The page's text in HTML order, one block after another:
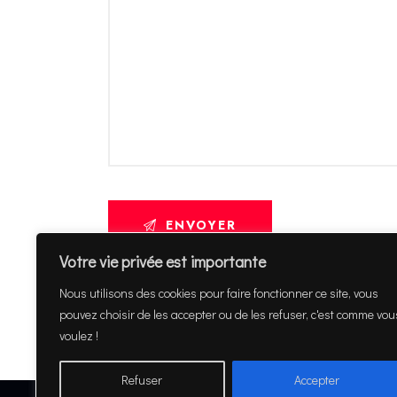
Votre vie privée est importante
Nous utilisons des cookies pour faire fonctionner ce site, vous
pouvez choisir de les accepter ou de les refuser, c'est comme
voulez !
Refuser Accepter
* Champs obligatoires